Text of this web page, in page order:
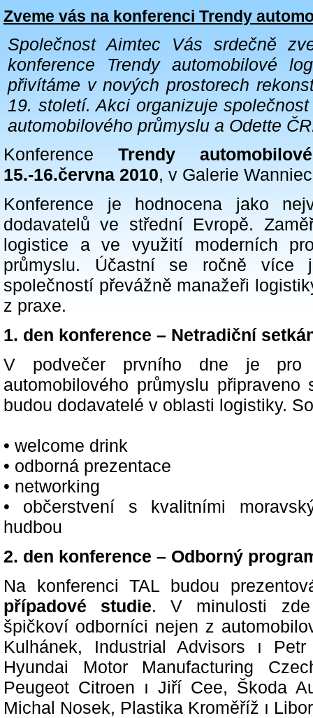
Zveme vás na konferenci Trendy
Společnost Aimtec Vás srdečně zv
konference Trendy automobilové log
přivítáme v nových prostorech rekons
19. století. Akci organizuje společnost
automobilového průmyslu a Odette ČR
KonferenceTrendy
15.-16.června 2010, v Galerie
Konference je hodnocena jako
dodavatelů ve střední Evropě.
logistice a ve využití moderních
průmyslu. Účastní se ročně více
společností převážně manažeři
z praxe.
1. den konference – Netradiční
V podvečer prvního dne je pro
automobilového průmyslu
budou dodavatelé v oblasti logistiky.
• welcome drink
• odborná prezentace
• networking
• občerstvení s kvalitními
hudbou
2. den konference – Odborný
Na konferenci TAL budou
případové studie. V minulosti zde
špičkoví odborníci nejen z
Kulhánek, Industrial Advisors ı
Hyundai Motor Manufacturing
Peugeot Citroen ı Jiří Cee, Škoda
Michal Nosek, Plastika Kroměříž ı